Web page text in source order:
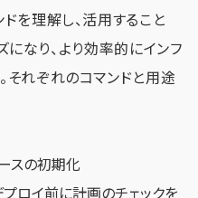
ドを理解し、活用すること
なり、より効率的にインフ
それぞれのコマンドと用途
スの初期化
プロイ前に計画のチェックを